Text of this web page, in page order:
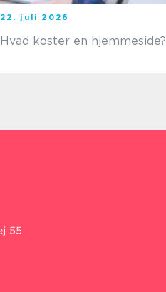
22. juli 2026
Hvad koster en hjemmeside?